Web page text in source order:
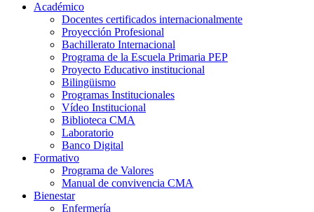
Académico
Docentes certificados internacionalmente
Proyección Profesional
Bachillerato Internacional
Programa de la Escuela Primaria PEP
Proyecto Educativo institucional
Bilingüismo
Programas Institucionales
Vídeo Institucional
Biblioteca CMA
Laboratorio
Banco Digital
Formativo
Programa de Valores
Manual de convivencia CMA
Bienestar
Enfermería